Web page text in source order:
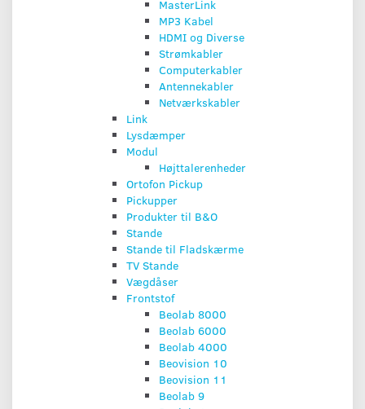
MasterLink
MP3 Kabel
HDMI og Diverse
Strømkabler
Computerkabler
Antennekabler
Netværkskabler
Link
Lysdæmper
Modul
Højttalerenheder
Ortofon Pickup
Pickupper
Produkter til B&O
Stande
Stande til Fladskærme
TV Stande
Vægdåser
Frontstof
Beolab 8000
Beolab 6000
Beolab 4000
Beovision 10
Beovision 11
Beolab 9